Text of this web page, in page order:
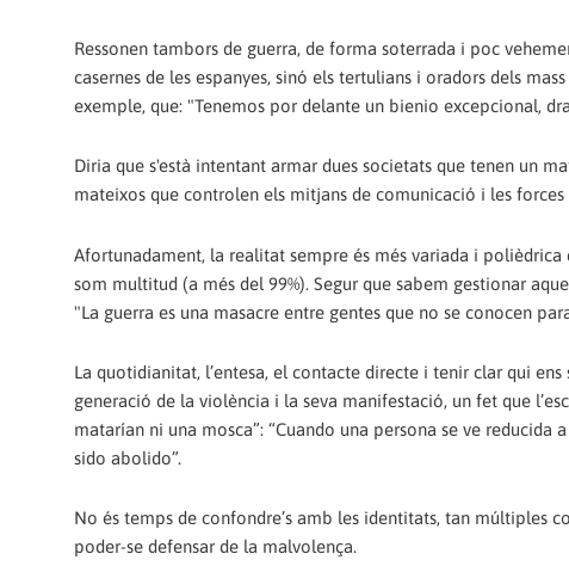
Ressonen tambors de guerra, de forma soterrada i poc
casernes de les espanyes, sinó els tertulians i oradors dels
exemple, que: "Tenemos por delante un bienio excepcional,
Diria que s'està intentant armar dues societats que tenen un
mateixos que controlen els mitjans de comunicació i les
Afortunadament, la realitat sempre és més variada i
som multitud (a més del 99%). Segur que sabem gestionar
"La guerra es una masacre entre gentes que no se conocen
La quotidianitat, l’entesa, el contacte directe i tenir clar qui
generació de la violència i la seva manifestació, un fet que
matarían ni una mosca”: “Cuando una persona se ve
sido abolido”.
No és temps de confondre’s amb les identitats, tan múltiples
poder-se defensar de la malvolença.